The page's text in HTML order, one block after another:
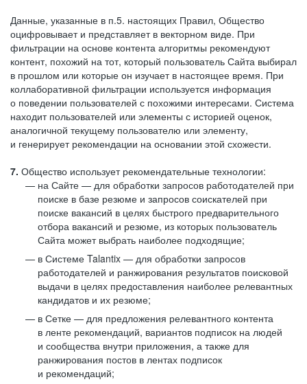
Данные, указанные в п.5. настоящих Правил, Общество
оцифровывает и представляет в векторном виде. При
фильтрации на основе контента алгоритмы рекомендуют
контент, похожий на тот, который пользователь Сайта выбирал
в прошлом или которые он изучает в настоящее время. При
коллаборативной фильтрации используется информация
о поведении пользователей с похожими интересами. Система
находит пользователей или элементы с историей оценок,
аналогичной текущему пользователю или элементу,
и генерирует рекомендации на основании этой схожести.
7. Общество использует рекомендательные технологии:
на Сайте — для обработки запросов работодателей при
поиске в базе резюме и запросов соискателей при
поиске вакансий в целях быстрого предварительного
отбора вакансий и резюме, из которых пользователь
Сайта может выбрать наиболее подходящие;
в Системе Talantix — для обработки запросов
работодателей и ранжирования результатов поисковой
выдачи в целях предоставления наиболее релевантных
кандидатов и их резюме;
в Сетке — для предложения релевантного контента
в ленте рекомендаций, вариантов подписок на людей
и сообщества внутри приложения, а также для
ранжирования постов в лентах подписок
и рекомендаций;